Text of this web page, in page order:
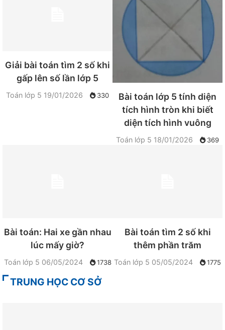
Giải bài toán tìm 2 số khi
gấp lên số lần lớp 5
Toán lớp 5 19/01/2026 330
Bài toán lớp 5 tính diện
tích hình tròn khi biết
diện tích hình vuông
Toán lớp 5 18/01/2026 369
Bài toán: Hai xe gần nhau
lúc mấy giờ?
Toán lớp 5 06/05/2024 1738
Bài toán tìm 2 số khi
thêm phần trăm
Toán lớp 5 05/05/2024 1775
TRUNG HỌC CƠ SỞ